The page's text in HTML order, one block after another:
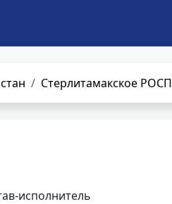
Стерлитамакское РОСП
исполнитель